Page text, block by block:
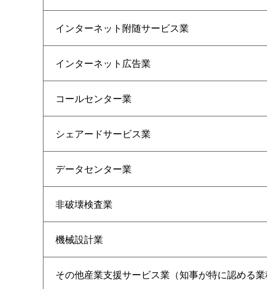
インターネット附随サービス業
インターネット広告業
コールセンター業
シェアードサービス業
データセンター業
非破壊検査業
機械設計業
その他産業支援サービス業（知事が特に認める